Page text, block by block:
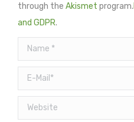
through the Akismet program.
and GDPR.
Name *
E-Mail *
Website